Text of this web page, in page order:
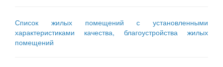
Список жилых помещений с установленными
характеристиками качества, благоустройства жилых
помещений